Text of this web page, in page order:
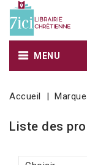
MENU
Accueil
Liste des